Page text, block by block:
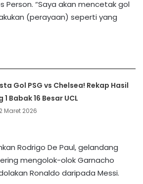
Person. “Saya akan mencetak gol
(perayaan) seperti yang
Gol PSG vs Chelsea! Rekap Hasil
1 Babak 16 Besar UCL
Maret 2026
Rodrigo De Paul, gelandang
mengolok-olok Garnacho
Ronaldo daripada Messi.